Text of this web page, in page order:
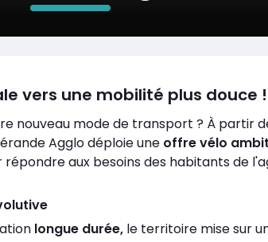
vers une mobilité plus douce !
nouveau mode de transport ? À partir
Agglo déploie une offre vélo
répondre aux besoins des habitants de
longue durée, le territoire mise sur